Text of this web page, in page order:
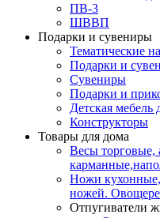
ПВ-3
ШВВП
Подарки и сувениры
Тематические
Подарки и
Сувениры
Подарки и
Детская мебель
Конструкторы
Товары для дома
Весы торговые,
Ножи
ножей.
Отпугиватели